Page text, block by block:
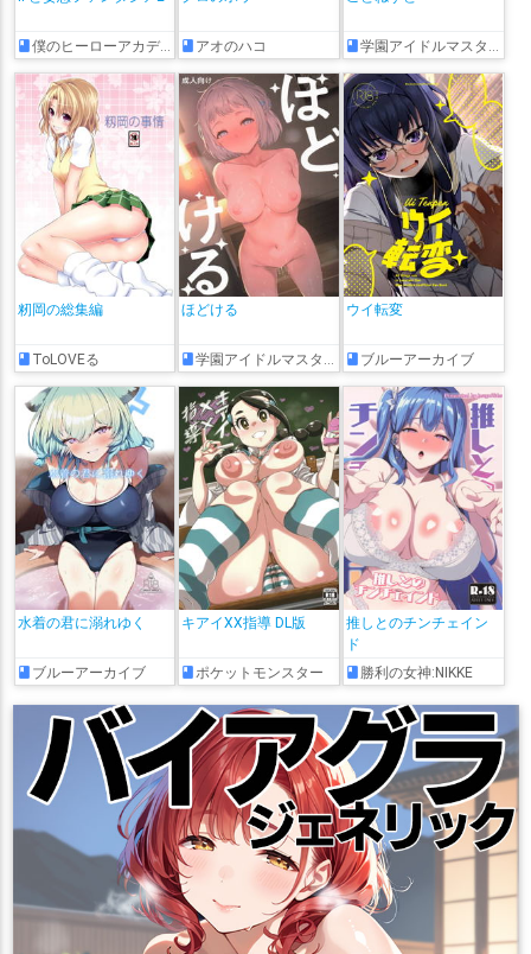
僕のヒーローアカデミア アオのハコ 学園アイドルマスター
籾岡の総集編
ToLOVEる
ほどける
学園アイドルマスター
ウイ転変
ブルーアーカイブ
水着の君に溺れゆく
ブルーアーカイブ
キアイXX指導 DL版
ポケットモンスター
推しとのチンチェイン
ド
勝利の女神:NIKKE